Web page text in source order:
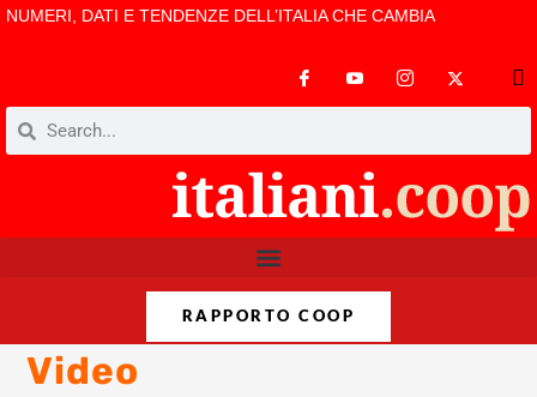
NUMERI, DATI E TENDENZE DELL’ITALIA CHE CAMBIA
RAPPORTO COOP
Video